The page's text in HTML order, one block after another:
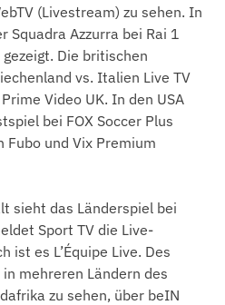
(Livestream) zu sehen. In
Squadra Azzurra bei Rai 1
Die britischen
vs. Italien Live TV
Video UK. In den USA
bei FOX Soccer Plus
Fubo und Vix Premium
sieht das Länderspiel bei
Sport TV die Live-
ist es L’Équipe Live. Des
mehreren Ländern des
zu sehen, über beIN